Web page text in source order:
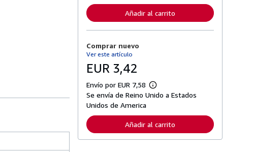
o
r
m
e
t
a
r
Añadir al carrito
Comprar nuevo
Ver este artículo
EUR 3,42
Envío por EUR 7,58
M
á
f
o
r
Se envía de Reino Unido a Estados
Unidos de America
Añadir al carrito